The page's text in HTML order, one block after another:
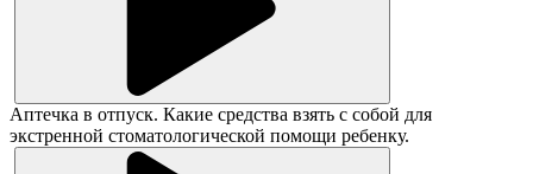
Аптечка в отпуск. Какие средства взять с собой для
экстренной стоматологической помощи ребенку.